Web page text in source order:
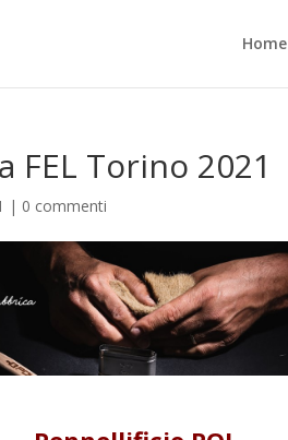
Home
FEL Torino 2021
| 0 commenti